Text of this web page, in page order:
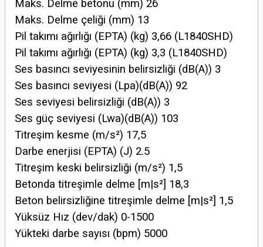
Maks. Delme betonu (mm) 26
Maks. Delme çeliği (mm) 13
Pil takımı ağırlığı (EPTA) (kg) 3,66 (L1840SHD)
Pil takımı ağırlığı (EPTA) (kg) 3,3 (L1840SHD)
Ses basıncı seviyesinin belirsizliği (dB(A)) 3
Ses basıncı seviyesi (Lpa)(dB(A)) 92
Ses seviyesi belirsizliği (dB(A)) 3
Ses güç seviyesi (Lwa)(dB(A)) 103
Titreşim kesme (m/s²) 17,5
Darbe enerjisi (EPTA) (J) 2.5
Titreşim keski belirsizliği (m/s²) 1,5
Betonda titreşimle delme [m|s²] 18,3
Beton belirsizliğine titreşimle delme [m|s²] 1,5
Yüksüz Hız (dev/dak) 0-1500
Yükteki darbe sayısı (bpm) 5000